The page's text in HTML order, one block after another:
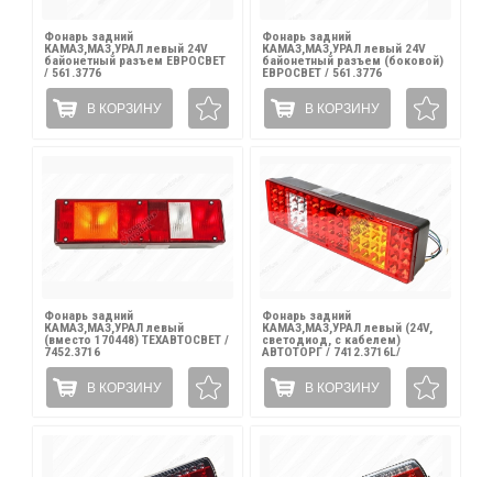
Фонарь задний
КАМАЗ,МАЗ,УРАЛ левый 24V
байонетный разъем ЕВРОСВЕТ
/ 561.3776
В КОРЗИНУ
Фонарь задний
КАМАЗ,МАЗ,УРАЛ левый 24V
байонетный разъем (боковой)
ЕВРОСВЕТ / 561.3776
В КОРЗИНУ
Фонарь задний
КАМАЗ,МАЗ,УРАЛ левый
(вместо 170448) ТЕХАВТОСВЕТ /
7452.3716
В КОРЗИНУ
Фонарь задний
КАМАЗ,МАЗ,УРАЛ левый (24V,
светодиод, с кабелем)
АВТОТОРГ / 7412.3716L/
АТ-1091/AT18912/1 LED
В КОРЗИНУ